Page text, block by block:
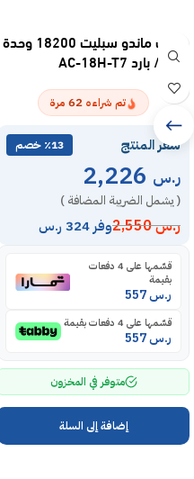
مكيف ماندو سبليت 18200 وحدة
– حار / بارد AC-18H-T7
تم شراءه 62 مرة
سعر المنتج ٪13 خصم
ر.س
( يشمل الضريبة المضافة )
ر.س2,550 وفر 324 ر.س
قسّمها على 4 دفعات
بقيمة
ر.س
قسّمها على 4 دفعات بقيمة
ر.س
متوفر في المخزون
إضافة إلى السلة